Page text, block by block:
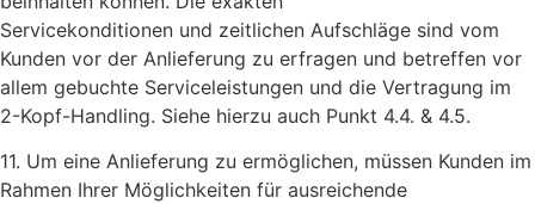
Servicekonditionen und zeitlichen Aufschläge sind vom
Kunden vor der Anlieferung zu erfragen und betreffen vor
allem gebuchte Serviceleistungen und die Vertragung im
2-Kopf-Handling. Siehe hierzu auch Punkt 4.4. & 4.5.
11. Um eine Anlieferung zu ermöglichen, müssen Kunden im
Rahmen Ihrer Möglichkeiten für ausreichende